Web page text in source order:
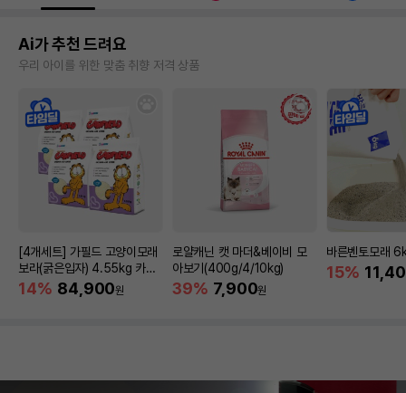
Ai가 추천 드려요
우리 아이를 위한 맞춤 취향 저격 상품
[4개세트] 가필드 고양이모래
보라(굵은입자) 4.55kg 카사
바모래
14% 84,900원
로얄캐닌 캣 마더&베이비 모
아보기(400g/4/10kg)
39% 7,900원
바른벤토모래
15%